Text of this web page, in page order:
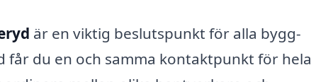
är en viktig beslutspunkt för alla bygg-
du en och samma kontaktpunkt för hela